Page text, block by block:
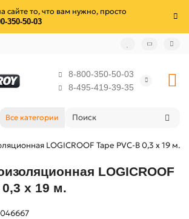
сайте то, что вам нужно, просто
350-50-03
8-800-350-50-03
8-495-419-39-35
Все категории
LOGICROOF Tape PVC-B 0,3 х 19 м.
LOGICROOF
0,3 х 19 м.